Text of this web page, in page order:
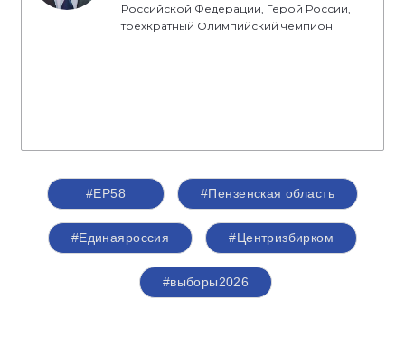
Российской Федерации, Герой России,
трехкратный Олимпийский чемпион
#ЕР58 #Пензенская область
#Единаяроссия #Центризбирком
#выборы2026